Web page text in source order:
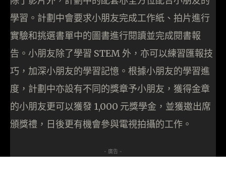
學習。計劃中會要求小朋友完成工作紙、拍片進行
實驗和挑選書單中的圖書進行閱讀並完成閱書報
告。小朋友除了學習 STEM 外，亦可以練習匯報技
巧，加深小朋友的學習記憶。根據小朋友的學習進
度，計劃中亦設有不同的獎章予小朋友，獲得金章
的小朋友更可以獲發 1,000 元獎學金，並獲邀出席
頒獎禮，日後更有機會參與電視拍攝的工作。
- 廣告 -